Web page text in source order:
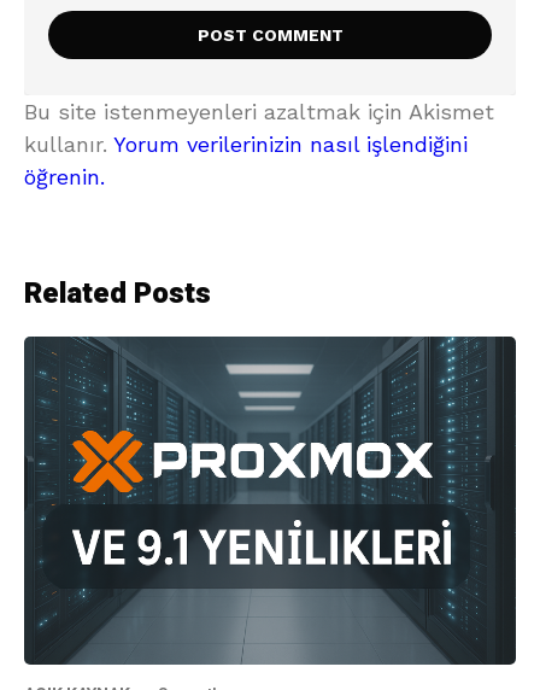
Bu site istenmeyenleri azaltmak için Akismet
kullanır. Yorum verilerinizin nasıl işlendiğini
öğrenin.
Related Posts